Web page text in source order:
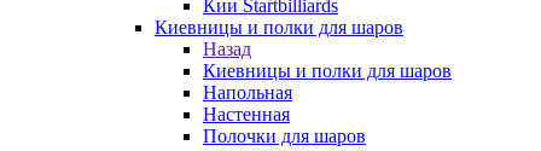
Кии Startbilliards
Киевницы и полки для шаров
Назад
Киевницы и полки для шаров
Напольная
Настенная
Полочки для шаров